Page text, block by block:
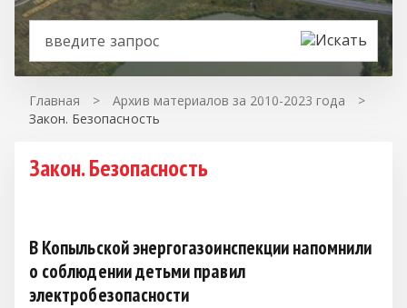
Главная > Архив материалов за 2010-2023 года
>
Закон. Безопасность
Закон. Безопасность
В Копыльской энергогазоинспекции напомнили
о соблюдении детьми правил
электробезопасности